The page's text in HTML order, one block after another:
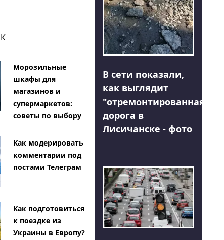
Морозильные
шкафы для
магазинов и
супермаркетов:
советы по выбору
Как модерировать
комментарии под
постами Телеграм
Как подготовиться
к поездке из
Украины в Европу?
В сети показали,
как выглядит
"отремонтированная"
дорога в
Лисичанске - фото